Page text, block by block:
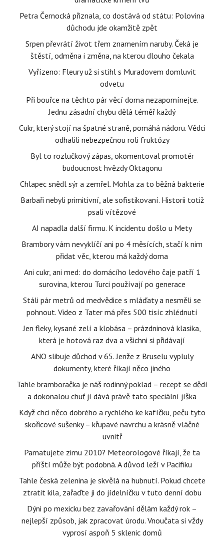
Petra Černocká přiznala, co dostává od státu: Polovina
důchodu jde okamžitě zpět
Srpen převrátí život třem znamením naruby. Čeká je
štěstí, odměna i změna, na kterou dlouho čekala
Vyřízeno: Fleury už si stihl s Muradovem domluvit
odvetu
Při bouřce na těchto pár věcí doma nezapomínejte.
Jednu zásadní chybu dělá téměř každý
Cukr, který stojí na špatné straně, pomáhá nádoru. Vědci
odhalili nebezpečnou roli fruktózy
Byl to rozlučkový zápas, okomentoval promotér
budoucnost hvězdy Oktagonu
Chlapec snědl sýr a zemřel. Mohla za to běžná bakterie
Barbaři nebyli primitivní, ale sofistikovaní. Historii totiž
psali vítězové
AI napadla další firmu. K incidentu došlo u Mety
Brambory vám nevyklíčí ani po 4 měsících, stačí k nim
přidat věc, kterou má každý doma
Ani cukr, ani med: do domácího ledového čaje patří 1
surovina, kterou Turci používají po generace
Stáli pár metrů od medvědice s mláďaty a nesměli se
pohnout. Video z Tater má přes 500 tisíc zhlédnutí
Jen fleky, kysané zelí a klobása – prázdninová klasika,
která je hotová raz dva a všichni si přidávají
ANO slibuje důchod v 65. Jenže z Bruselu vypluly
dokumenty, které říkají něco jiného
Tahle bramboračka je náš rodinný poklad – recept se dědí
a dokonalou chuť jí dává právě tato speciální jíška
Když chci něco dobrého a rychlého ke kafíčku, peču tyto
skořicové sušenky – křupavé navrchu a krásně vláčné
uvnitř
Pamatujete zimu 2010? Meteorologové říkají, že ta
příští může být podobná. A důvod leží v Pacifiku
Tahle česká zelenina je skvělá na hubnutí. Pokud chcete
ztratit kila, zařaďte ji do jídelníčku v tuto denní dobu
Dýni po mexicku bez zavařování dělám každý rok –
nejlepší způsob, jak zpracovat úrodu. Vnoučata si vždy
vyprosí aspoň 5 sklenic domů